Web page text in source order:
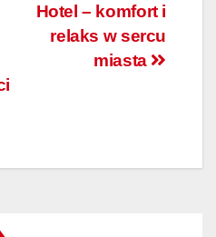
Hotel – komfort i
relaks w sercu
miasta